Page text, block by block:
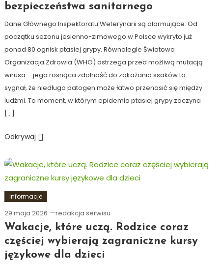
bezpieczeństwa sanitarnego
Dane Głównego Inspektoratu Weterynarii są alarmujące. Od
początku sezonu jesienno-zimowego w Polsce wykryto już
ponad 80 ognisk ptasiej grypy. Równolegle Światowa
Organizacja Zdrowia (WHO) ostrzega przed możliwą mutacją
wirusa – jego rosnąca zdolność do zakażania ssaków to
sygnał, że niedługo patogen może łatwo przenosić się między
ludźmi. To moment, w którym epidemia ptasiej grypy zaczyna
[…]
Odkrywaj
Informacje
29 maja 2026 redakcja serwisu
Wakacje, które uczą. Rodzice coraz
częściej wybierają zagraniczne kursy
językowe dla dzieci